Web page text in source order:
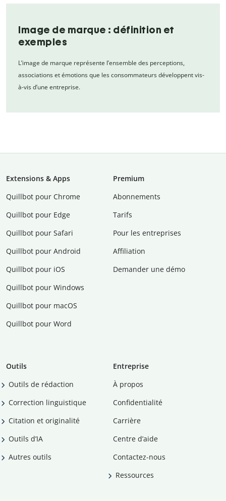
Image de marque : définition et
exemples
L’image de marque représente l’ensemble des perceptions,
associations et émotions que les consommateurs développent vis-
à-vis d’une entreprise.
Extensions & Apps
Quillbot pour Chrome
Quillbot pour Edge
Quillbot pour Safari
Quillbot pour Android
Quillbot pour iOS
Quillbot pour Windows
Quillbot pour macOS
Quillbot pour Word
Premium
Abonnements
Tarifs
Pour les entreprises
Affiliation
Demander une démo
Outils
Outils de rédaction
Correction linguistique
Citation et originalité
Outils d’IA
Autres outils
Entreprise
À propos
Confidentialité
Carrière
Centre d’aide
Contactez-nous
Ressources